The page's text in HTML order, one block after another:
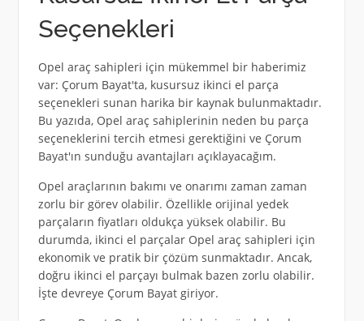
Seçenekleri
Opel araç sahipleri için mükemmel bir haberimiz
var: Çorum Bayat'ta, kusursuz ikinci el parça
seçenekleri sunan harika bir kaynak bulunmaktadır.
Bu yazıda, Opel araç sahiplerinin neden bu parça
seçeneklerini tercih etmesi gerektiğini ve Çorum
Bayat'ın sunduğu avantajları açıklayacağım.
Opel araçlarının bakımı ve onarımı zaman zaman
zorlu bir görev olabilir. Özellikle orijinal yedek
parçaların fiyatları oldukça yüksek olabilir. Bu
durumda, ikinci el parçalar Opel araç sahipleri için
ekonomik ve pratik bir çözüm sunmaktadır. Ancak,
doğru ikinci el parçayı bulmak bazen zorlu olabilir.
İşte devreye Çorum Bayat giriyor.